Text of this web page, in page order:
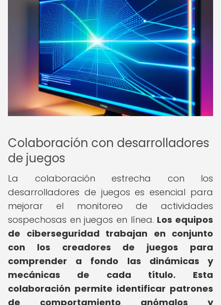
Colaboración con desarrolladores
de juegos
La colaboración estrecha con los
desarrolladores de juegos es esencial para
mejorar el monitoreo de actividades
sospechosas en juegos en línea. Los equipos
de ciberseguridad trabajan en conjunto
con los creadores de juegos para
comprender a fondo las dinámicas y
mecánicas de cada título.
Esta
colaboración permite identificar patrones
de comportamiento anómalos y